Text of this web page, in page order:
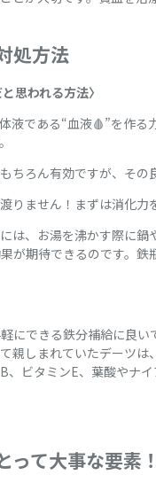
処方法
思われる方法〉
液である“血液🩸”を作
ちろん有効ですが、その
りません！まずは消化
は、お湯を沸かす際に
が期待できるのです。
にできる鉄分補給に良
親しまれていたデーツ
ビタミンE、葉酸やナ
て大事な要素！